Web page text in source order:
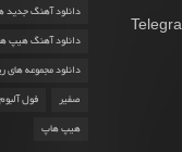
دانلود آهنگ
دانلود آهنگ هیپ
دانلود مجموعه های
صفیر فول آلبوم
هیپ هاپ